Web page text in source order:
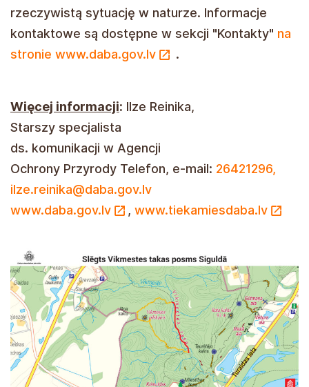
rzeczywistą sytuację w naturze. Informacje
kontaktowe są dostępne w sekcji "Kontakty" na
stronie www.daba.gov.lv
.
Więcej informacji: Ilze Reinika,
Starszy specjalista
ds. komunikacji w Agencji
Ochrony Przyrody Telefon, e-mail: 26421296,
ilze.reinika@daba.gov.lv
www.daba.gov.lv
, www.tiekamiesdaba.lv